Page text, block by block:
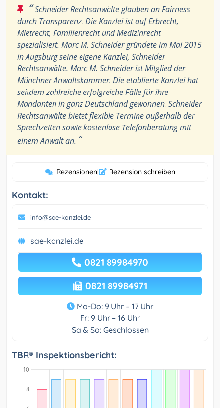
“Schneider Rechtsanwälte glauben an Fairness
durch Transparenz. Die Kanzlei ist auf Erbrecht,
Mietrecht, Familienrecht und Medizinrecht
spezialisiert. Marc M. Schneider gründete im Mai 2015
in Augsburg seine eigene Kanzlei, Schneider
Rechtsanwälte. Marc M. Schneider ist Mitglied der
Münchner Anwaltskammer. Die etablierte Kanzlei hat
seitdem zahlreiche erfolgreiche Fälle für ihre
Mandanten in ganz Deutschland gewonnen. Schneider
Rechtsanwälte bietet flexible Termine außerhalb der
Sprechzeiten sowie kostenlose Telefonberatung mit
einem Anwalt an. ”
Rezensionen| Rezension schreiben
Kontakt:
info@sae-kanzlei.de
sae-kanzlei.de
0821 89984970
0821 89984971
Mo-Do: 9 Uhr – 17 Uhr
Fr: 9 Uhr – 16 Uhr
Sa & So: Geschlossen
TBR® Inspektionsbericht: